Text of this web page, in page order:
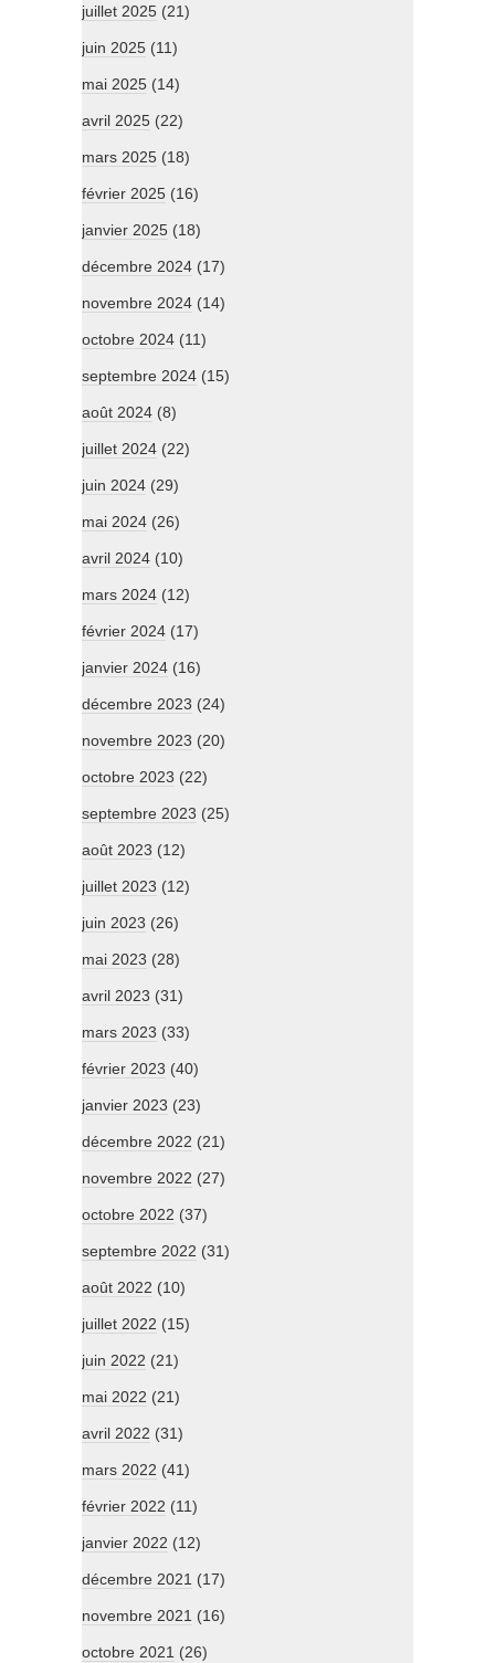
juillet 2025 (21)
juin 2025 (11)
mai 2025 (14)
avril 2025 (22)
mars 2025 (18)
février 2025 (16)
janvier 2025 (18)
décembre 2024 (17)
novembre 2024 (14)
octobre 2024 (11)
septembre 2024 (15)
août 2024 (8)
juillet 2024 (22)
juin 2024 (29)
mai 2024 (26)
avril 2024 (10)
mars 2024 (12)
février 2024 (17)
janvier 2024 (16)
décembre 2023 (24)
novembre 2023 (20)
octobre 2023 (22)
septembre 2023 (25)
août 2023 (12)
juillet 2023 (12)
juin 2023 (26)
mai 2023 (28)
avril 2023 (31)
mars 2023 (33)
février 2023 (40)
janvier 2023 (23)
décembre 2022 (21)
novembre 2022 (27)
octobre 2022 (37)
septembre 2022 (31)
août 2022 (10)
juillet 2022 (15)
juin 2022 (21)
mai 2022 (21)
avril 2022 (31)
mars 2022 (41)
février 2022 (11)
janvier 2022 (12)
décembre 2021 (17)
novembre 2021 (16)
octobre 2021 (26)